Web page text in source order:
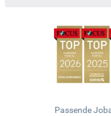
Passende